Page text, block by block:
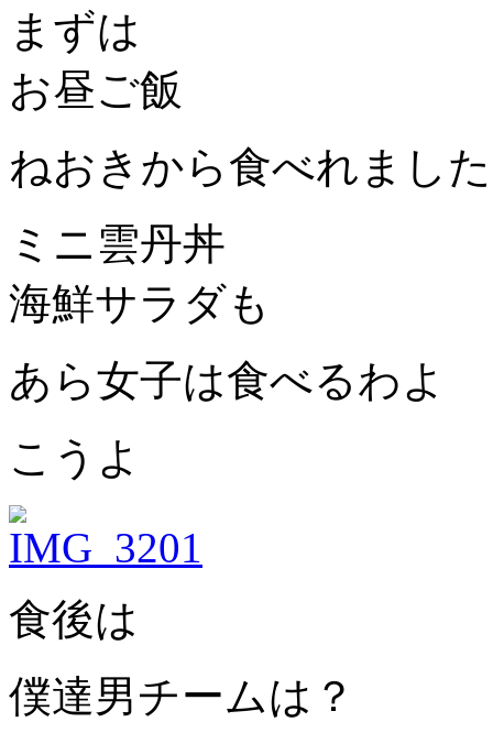
まずは
お昼ご飯
ねおきから食べれました
ミニ雲丹丼
海鮮サラダも
あら女子は食べるわよ
こうよ
食後は
僕達男チームは？